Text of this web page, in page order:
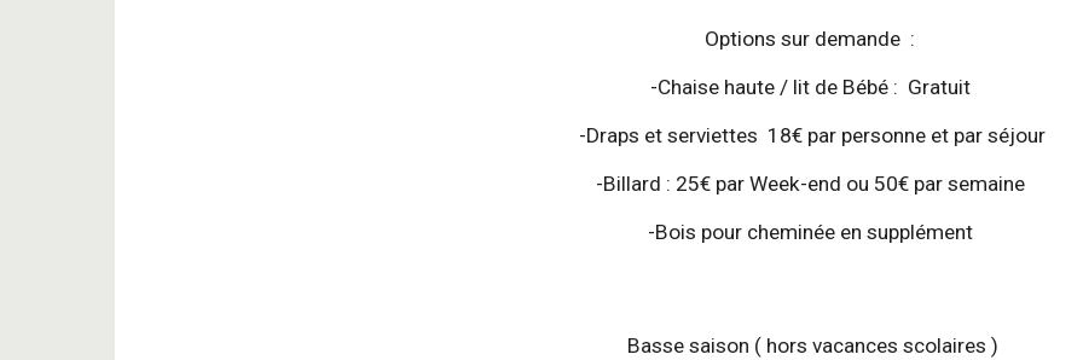
Options sur demande :
-Chaise haute / lit de Bébé : Gratuit
-Draps et serviettes 18€ par personne et par séjour
-Billard : 25€ par Week-end ou 50€ par semaine
-Bois pour cheminée en supplément
Basse saison ( hors vacances scolaires )